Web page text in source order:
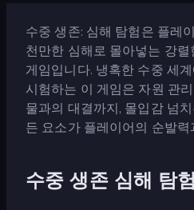
수중 생존: 심해 탐험은 플레
천만한 심해로 몰아넣는 강
게임입니다. 냉혹한 수중 세
시험하는 이 게임은 자원 관
물과의 대결까지, 몰입감 넘
든 요소가 플레이어의 순발
수중 생존 심해 탐